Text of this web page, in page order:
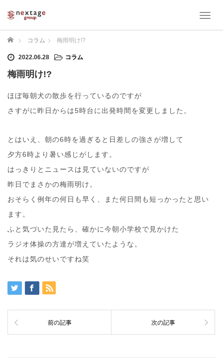
T
ホーム コラム 梅雨明け!?
2022.06.28 コラム
梅雨明け!?
ほぼ毎朝犬の散歩を行っているのですが
さすがに昨日からは5時台に出発時間を変更しました。
とはいえ、朝の6時を過ぎると日差しの強さが増して
夕方6時より暑い感じがします。
はっきりとニュースは見ていないのですが
昨日でまさかの梅雨明け。
おそらく例年の何日も早く、また何日間も短っかったと思い
ます。
ふと気づいた見たら、確かに今朝小学校で見かけた
ラジオ体操の方達が増えていたような。
それは気のせいですね笑
前の記事 次の記事